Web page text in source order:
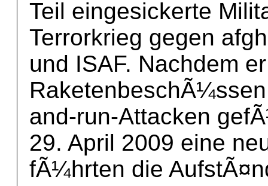
Teil eingesickerte
Terrorkrieg gegen
und ISAF. Nachdem
and-run-Attacken
29. April 2009 eine
fÃ¼hrten die